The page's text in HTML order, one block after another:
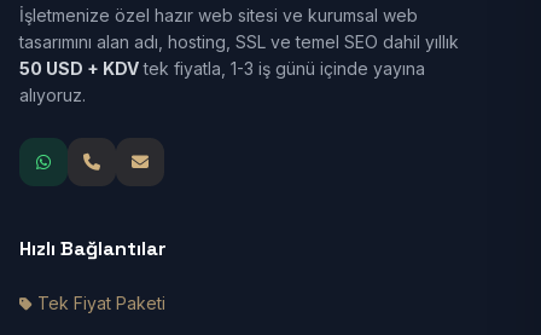
İşletmenize özel hazır web sitesi ve kurumsal web
tasarımını alan adı, hosting, SSL ve temel SEO dahil yıllık
50 USD + KDVtek fiyatla, 1-3 iş günü içinde yayına
alıyoruz.
Hızlı Bağlantılar
Tek Fiyat Paketi